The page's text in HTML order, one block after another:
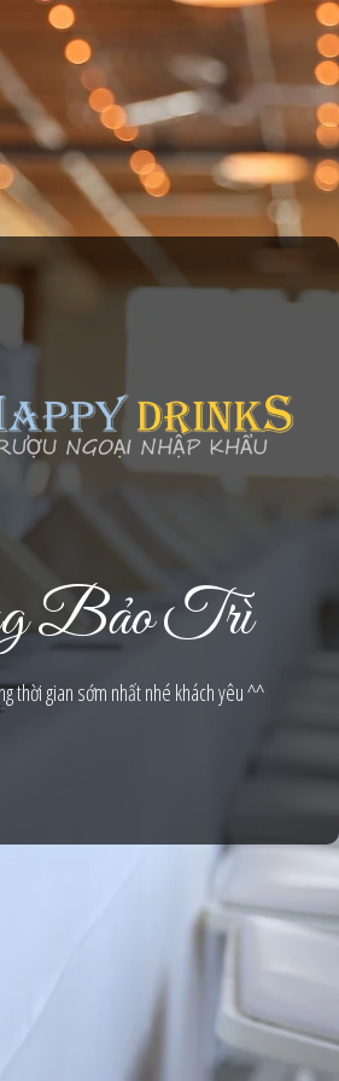
Bảo Trì
thời gian sớm nhất nhé khách yêu ^^